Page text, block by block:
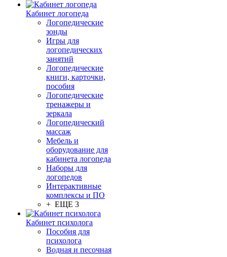
Кабинет логопеда
Логопедические
зонды
Игры для
логопедических
занятий
Логопедические
книги, карточки,
пособия
Логопедические
тренажеры и
зеркала
Логопедический
массаж
Мебель и
оборудование для
кабинета логопеда
Наборы для
логопедов
Интерактивные
комплексы и ПО
+ ЕЩЕ 3
Кабинет психолога
Пособия для
психолога
Водная и песочная